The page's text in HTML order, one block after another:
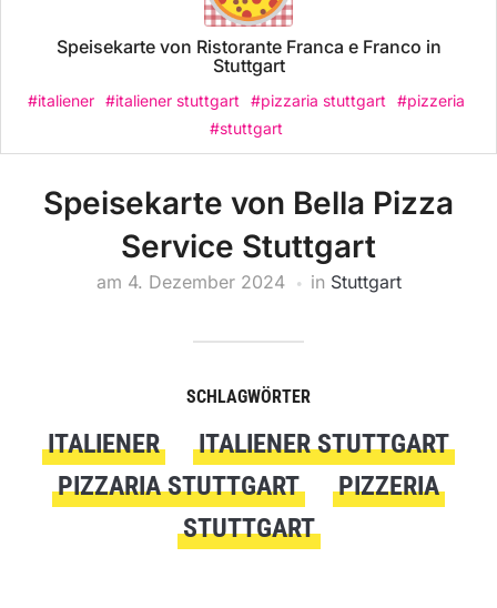
Speisekarte von Ristorante Franca e Franco in
Stuttgart
#italiener #italiener stuttgart #pizzaria stuttgart
#pizzeria
#stuttgart
Speisekarte von Bella Pizza
Service Stuttgart
am 4. Dezember 2024 in Stuttgart
SCHLAGWÖRTER
ITALIENER
ITALIENER STUTTGART
PIZZARIA STUTTGART
PIZZERIA
STUTTGART